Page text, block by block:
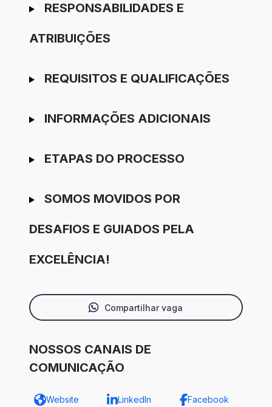
RESPONSABILIDADES E
ATRIBUIÇÕES
REQUISITOS E QUALIFICAÇÕES
INFORMAÇÕES ADICIONAIS
ETAPAS DO PROCESSO
SOMOS MOVIDOS POR
DESAFIOS E GUIADOS PELA
EXCELÊNCIA!
Compartilhar vaga
NOSSOS CANAIS DE
COMUNICAÇÃO
Website LinkedIn Facebook